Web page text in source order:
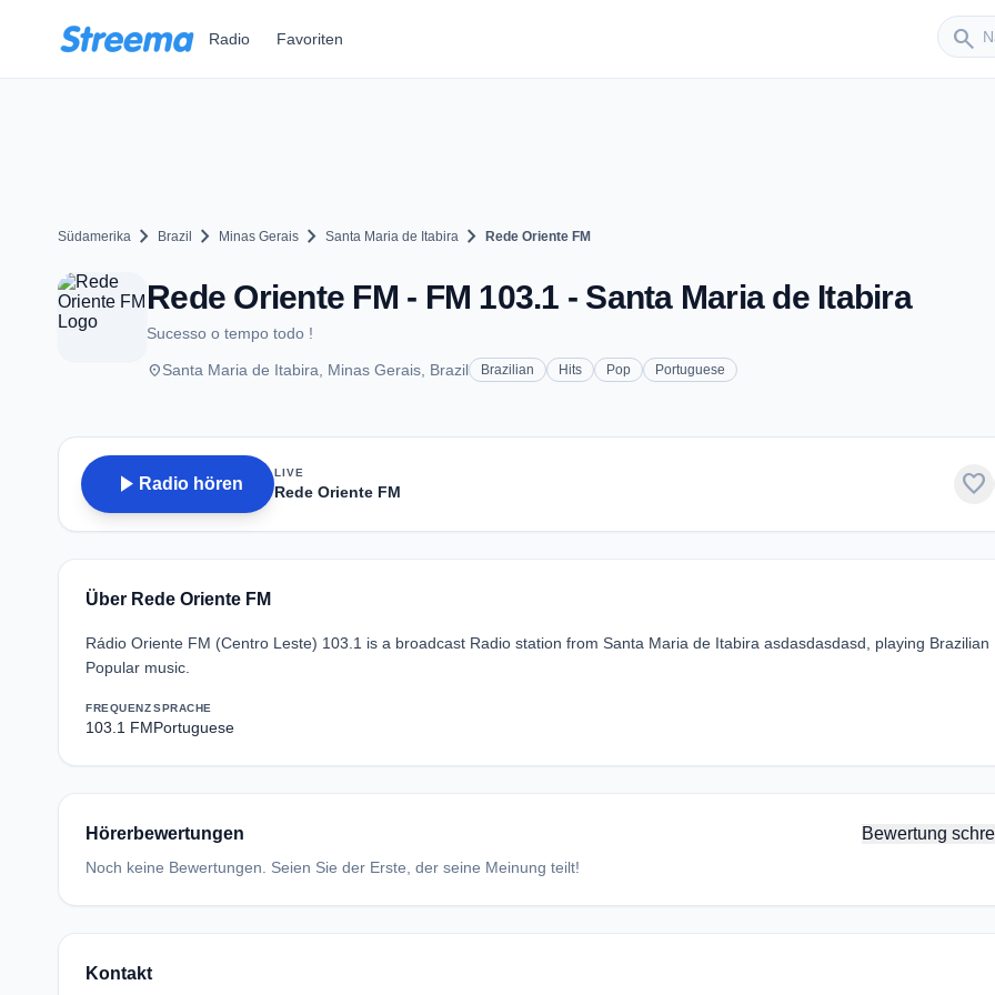
Radio Favoriten search
Südamerika chevron_right Brazil chevron_right Minas Gerais chevron_right Santa Maria de Itabira chevron_right Rede Oriente FM
Rede Oriente FM - FM 103.1 - Santa Maria de Itabira
Sucesso o tempo todo !
placeSanta Maria de Itabira, Minas Gerais, Brazil Brazilian Hits Pop Portuguese
play_arrow Radio hören
LIVE
Rede Oriente FM favorite
Über Rede Oriente FM
Rádio Oriente FM (Centro Leste) 103.1 is a broadcast Radio station from Santa Maria de Itabira asdasdasdasd, playing Brazilian
Popular music.
FREQUENZ
103.1 FM
SPRACHE
Portuguese
Hörerbewertungen Bewertung
Noch keine Bewertungen. Seien Sie der Erste, der seine Meinung teilt!
Kontakt